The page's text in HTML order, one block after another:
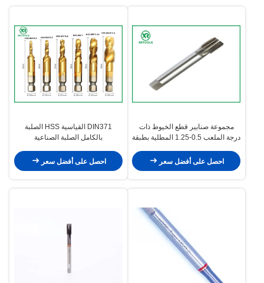
مجموعة صنابير قطع الخيوط ذات
درجة الملعب 0.5-1.25 المطلية بطبقة
ودقة الخيوط
احصل على أفضل سعر
DIN371 القياسية HSS الصلبة
بالكامل الصلبة الصناعية
احصل على أفضل سعر